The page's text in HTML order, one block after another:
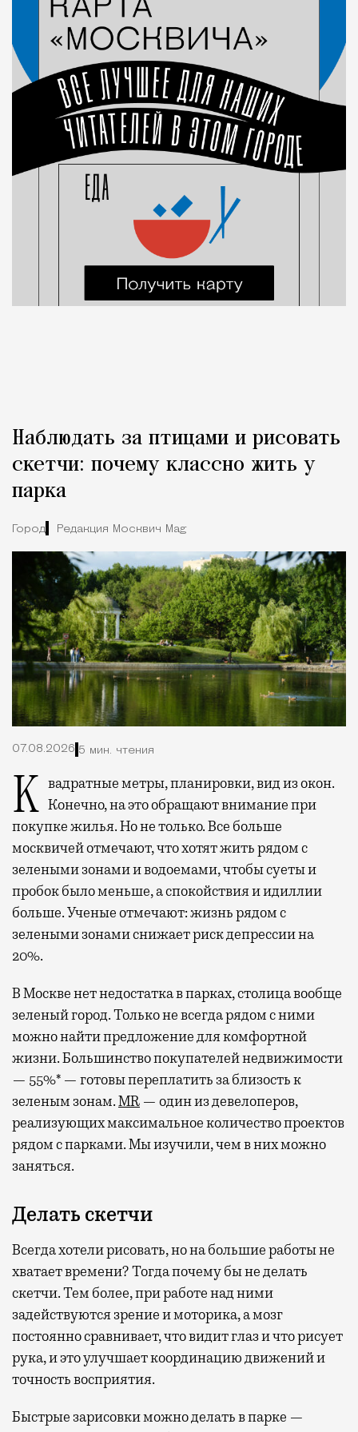
Наблюдать за птицами и рисовать
скетчи: почему классно жить у
парка
Город Редакция Москвич Mag
07.08.2026 5 мин. чтения
Квадратные метры, планировки, вид из окон. Конечно, на это обращают внимание при
покупке жилья. Но не только. Все больше
москвичей отмечают, что хотят жить рядом с
зелеными зонами и водоемами, чтобы суеты и
пробок было меньше, а спокойствия и идиллии
больше. Ученые отмечают: жизнь рядом с
зелеными зонами снижает риск депрессии на
20%.
В Москве нет недостатка в парках, столица вообще
зеленый город. Только не всегда рядом с ними
можно найти предложение для комфортной
жизни. Большинство покупателей недвижимости
— 55%* — готовы переплатить за близость к
зеленым зонам.MR — один из девелоперов,
реализующих максимальное количество проектов
рядом с парками. Мы изучили, чем в них можно
заняться.
Делать скетчи
Всегда хотели рисовать, но на большие работы не
хватает времени? Тогда почему бы не делать
скетчи. Тем более, при работе над ними
задействуются зрение и моторика, а мозг
постоянно сравнивает, что видит глаз и что рисует
рука, и это улучшает координацию движений и
точность восприятия.
Быстрые зарисовки можно делать в парке —